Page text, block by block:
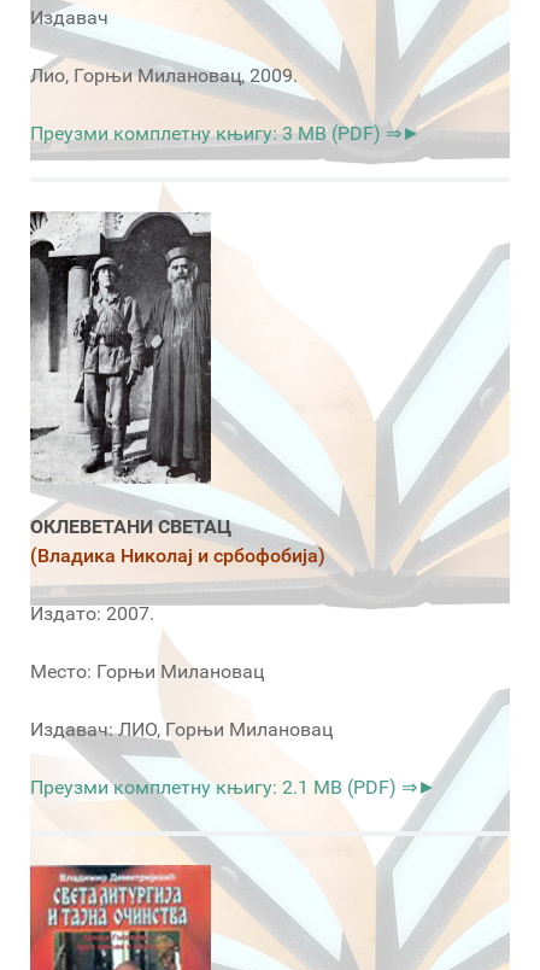
Издавач
Лио, Горњи Милановац, 2009.
Преузми комплетну књигу: 3 MB (PDF) ⇒►
ОКЛЕВЕТАНИ СВЕТАЦ
(Владика Николај и србофобија)
Издато: 2007.
Место: Горњи Милановац
Издавач: ЛИО, Горњи Милановац
Преузми комплетну књигу: 2.1 MB (PDF) ⇒►